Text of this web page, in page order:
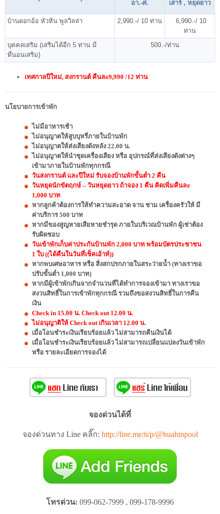
อา.-ศ. เสาร์ , หยุดยาว
บ้านดอกอ้อ หัวหิน พูลวิลล่า 2,990.-/ 10 ท่าน
6,990.-/ 10
ท่าน
บุคคลเสริม (เสริมได้อีก 5 ท่าน มี
ที่นอนเสริม)
500.-/ท่าน
เทศกาลปีใหม่, สงกรานต์ คืนละ9,990 /12 ท่าน
นโยบายการเข้าพัก
ไม่มีอาหารเช้า
ไม่อนุญาตให้สูบบุหรี่ภายในบ้านพัก
ไม่อนุญาตให้ส่งเสียงดังหลัง 22.00 น.
ไม่อนุญาตให้นำชุดเครื่องเสียง หรือ อุปกรณ์ที่ส่งเสียงดังต่างๆ
เข้ามาภายในบ้านพักทุกกรณี
วันสงกรานต์ และปีใหม่ รับจองบ้านพักขั้นต่ำ 2 คืน
วันหยุดนักขัตฤกษ์ – วันหยุดยาว ถ้าจอง 1 คืน คิดเพิ่มคืนละ
1,000 บาท
หากลูกค้าต้องการให้ทำความสะอาด จาน ชาม เครื่องครัวให้ มี
ค่าบริการ 500 บาท
หากมีของสูญหายเสียหายชำรุด ภายในบริเวณบ้านพัก ผู้เช่าต้อง
รับผิดชอบ
วันเข้าพักเก็บค่าประกันบ้านพัก 2,000 บาท พร้อมบัตรประชาชน
1 ใบ ((ได้คืนในวันที่เช็คเอ้าท์))
หากพบเศษอาหาร หรือ สิ่งสกปรกภายในสระว่ายน้ำ (ทางเราขอ
ปรับขั้นต่ำ 1,000 บาท)
หากมีผู้เข้าพักเกินจากจำนวนที่ได้ทำการจองเข้ามา ทางเราขอ
สงวนสิทธิ์ในการเข้าพักทุกกรณี รวมถึงขอสงวนสิทธิ์ในการคืน
เงิน
Check in 15.00 น. Check out 12.00 น.
ไม่อนุญาติให้ Check out เกินเวลา 12.00 น.
เมื่อโอนชำระเงินเรียบร้อยแล้ว ไม่สามารถคืนเงินได้
เมื่อโอนชำระเงินเรียบร้อยแล้ว ไม่สามารถเปลี่ยนแปลงวันเข้าพัก
หรือ รายละเอียดการจองได้
จองด่วนได้ที่
จองด่วนทาง Line คลิ๊ก: http://line.me/ti/p/@huahinpool
โทรด่วน: 099-062-7999 , 099-178-9996